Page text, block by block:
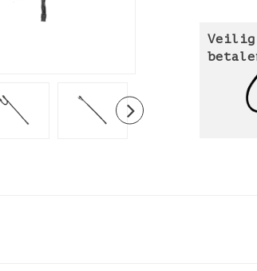
Veilig